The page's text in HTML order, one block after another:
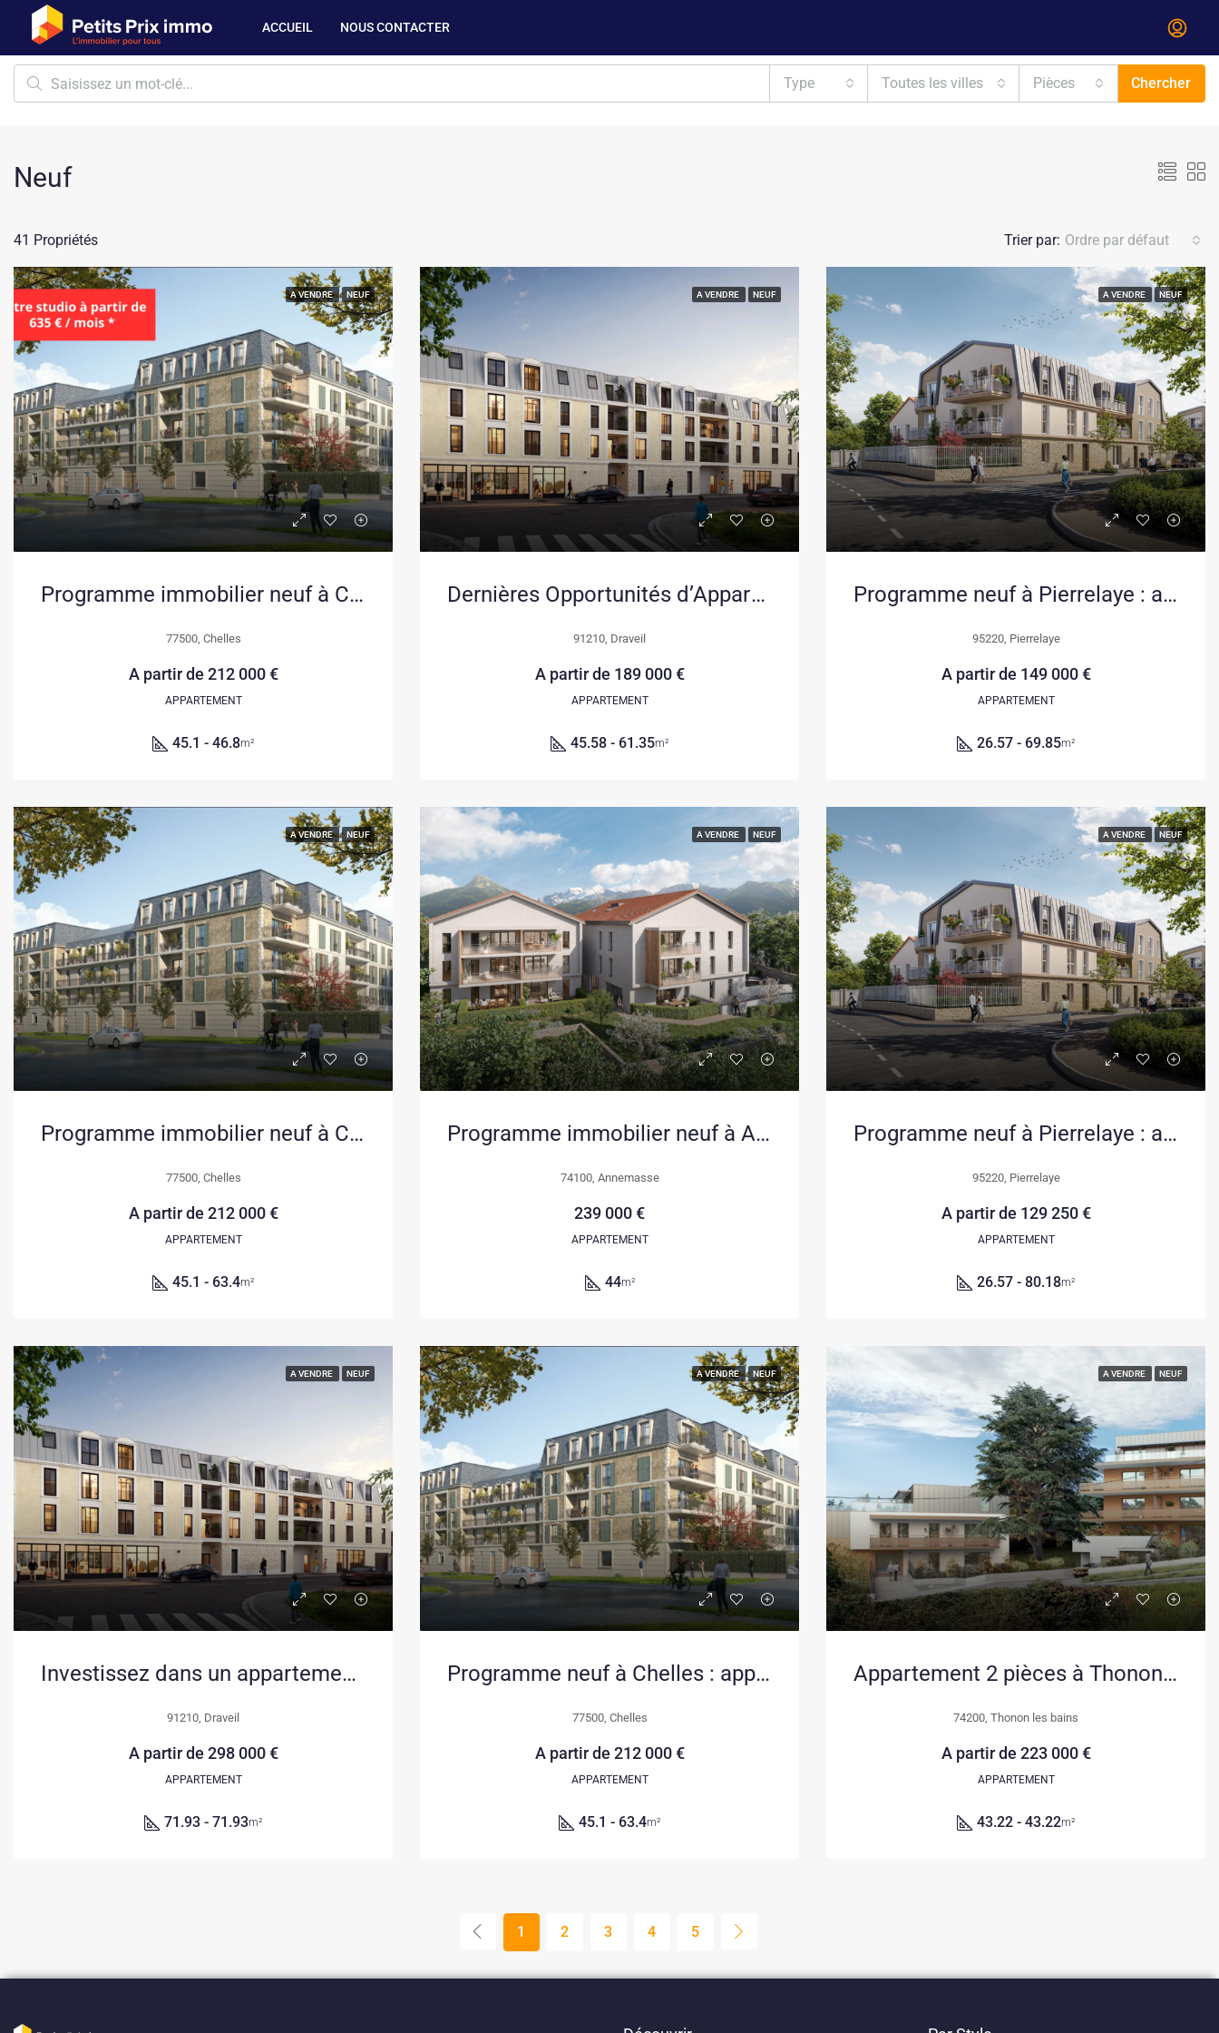
ACCUEIL NOUS CONTACTER
Type Toutes les villes Pièces Chercher
Neuf
41 Propriétés Trier par: Ordre par défaut
A VENDRE NEUF
Programme immobilier neuf à Chelles – L’Orée des Coudriers avec appartements et maisons
77500, Chelles
A partir de 212 000 €
APPARTEMENT
45.1 - 46.8m²
A VENDRE NEUF
Dernières Opportunités d’Appartements Neufs à Draveil avec Remise Exceptionnelle
91210, Draveil
A partir de 189 000 €
APPARTEMENT
45.58 - 61.35m²
A VENDRE NEUF
Programme neuf à Pierrelaye : appartements modernes avec espaces extérieurs
95220, Pierrelaye
A partir de 149 000 €
APPARTEMENT
26.57 - 69.85m²
A VENDRE NEUF
Programme immobilier neuf à Chelles – Appartements et maisons avec jardin en livraison 2026-2028
77500, Chelles
A partir de 212 000 €
APPARTEMENT
45.1 - 63.4m²
A VENDRE NEUF
Programme immobilier neuf à Annemasse – Appartements du T2 au T5 avec espaces extérieurs
74100, Annemasse
239 000 €
APPARTEMENT
44m²
A VENDRE NEUF
Programme neuf à Pierrelaye : appartements modernes avec extérieurs privés
95220, Pierrelaye
A partir de 129 250 €
APPARTEMENT
26.57 - 80.18m²
A VENDRE NEUF
Investissez dans un appartement neuf à Draveil en 2026 avec offre spéciale
91210, Draveil
A partir de 298 000 €
APPARTEMENT
71.93 - 71.93m²
A VENDRE NEUF
Programme neuf à Chelles : appartements et maisons dans l’écoquartier des Arcades Fleuries
77500, Chelles
A partir de 212 000 €
APPARTEMENT
45.1 - 63.4m²
A VENDRE NEUF
Appartement 2 pièces à Thonon-les-Bains avec balcon et vue panoramique – Livraison 2027
74200, Thonon les bains
A partir de 223 000 €
APPARTEMENT
43.22 - 43.22m²
1 2 3 4 5